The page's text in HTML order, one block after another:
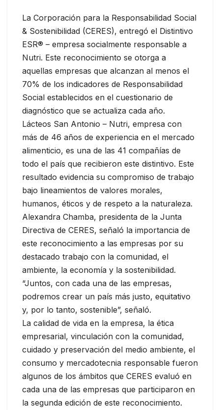
La Corporación para la Responsabilidad Social
& Sostenibilidad (CERES), entregó el Distintivo
ESR® – empresa socialmente responsable a
Nutri. Este reconocimiento se otorga a
aquellas empresas que alcanzan al menos el
70% de los indicadores de Responsabilidad
Social establecidos en el cuestionario de
diagnóstico que se actualiza cada año.
Lácteos San Antonio – Nutri, empresa con
más de 46 años de experiencia en el mercado
alimenticio, es una de las 41 compañías de
todo el país que recibieron este distintivo. Este
resultado evidencia su compromiso de trabajo
bajo lineamientos de valores morales,
humanos, éticos y de respeto a la naturaleza.
Alexandra Chamba, presidenta de la Junta
Directiva de CERES, señaló la importancia de
este reconocimiento a las empresas por su
destacado trabajo con la comunidad, el
ambiente, la economía y la sostenibilidad.
“Juntos, con cada una de las empresas,
podremos crear un país más justo, equitativo
y, por lo tanto, sostenible”, señaló.
La calidad de vida en la empresa, la ética
empresarial, vinculación con la comunidad,
cuidado y preservación del medio ambiente, el
consumo y mercadotecnia responsable fueron
algunos de los ámbitos que CERES evaluó en
cada una de las empresas que participaron en
la segunda edición de este reconocimiento.